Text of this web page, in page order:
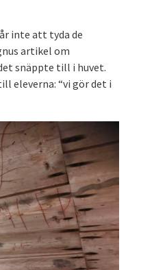
inte att tyda de
artikel om
snäppte till i huvet.
eleverna: “vi gör det i